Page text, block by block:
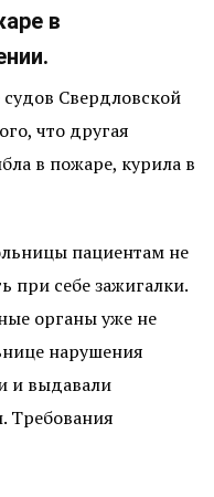
в
судов Свердловской
что другая
в пожаре, курила в
пациентам не
при себе зажигалки.
органы уже не
нарушения
и выдавали
Требования